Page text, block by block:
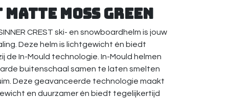
Moss Green
CREST ski- en snowboardhelm is jouw
Deze helm is lichtgewicht én biedt
de In-Mould technologie. In-Mould helmen
buitenschaal samen te laten smelten
Deze geavanceerde technologie maakt
en duurzamer én biedt tegelijkertijd